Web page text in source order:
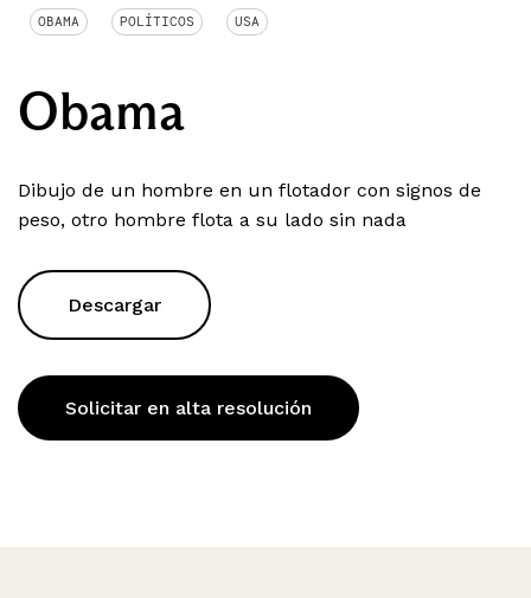
OBAMA POLÍTICOS USA
Obama
Dibujo de un hombre en un flotador con signos de
peso, otro hombre flota a su lado sin nada
Descargar
Solicitar en alta resolución